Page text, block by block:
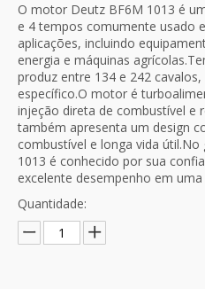
O motor Deutz BF6M 1013 é
e 4 tempos comumente usado
aplicações, incluindo
energia e máquinas
produz entre 134 e 242
específico.O motor é
injeção direta de combustível e
também apresenta um design
combustível e longa vida
1013 é conhecido por sua
excelente desempenho em
Quantidade: